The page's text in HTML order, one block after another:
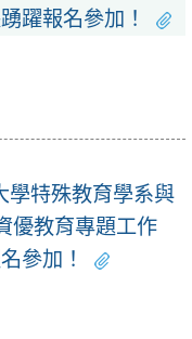
躍報名參加！
學特殊教育學系與
優教育專題工作
參加！